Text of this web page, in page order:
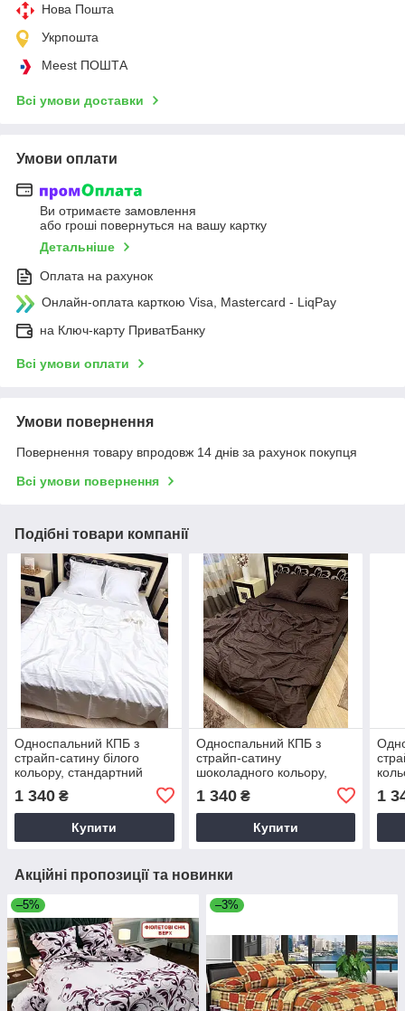
Нова Пошта
Укрпошта
Meest ПОШТА
Всі умови доставки
Умови оплати
Ви отримаєте замовлення
або гроші повернуться на вашу картку
Детальніше
Оплата на рахунок
Онлайн-оплата карткою Visa, Mastercard - LiqPay
на Ключ-карту ПриватБанку
Всі умови оплати
Умови повернення
Повернення товару впродовж 14 днів за рахунок покупця
Всі умови повернення
Подібні товари компанії
Односпальний КПБ з
страйп-сатину білого
кольору, стандартний
1 340 ₴
Купити
Односпальний КПБ з
страйп-сатину
шоколадного кольору,
1 340₴
Купити
1
Акційні пропозиції та новинки
–5% –3%